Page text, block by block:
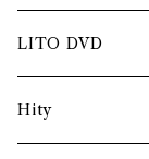
LITO DVD
Hity